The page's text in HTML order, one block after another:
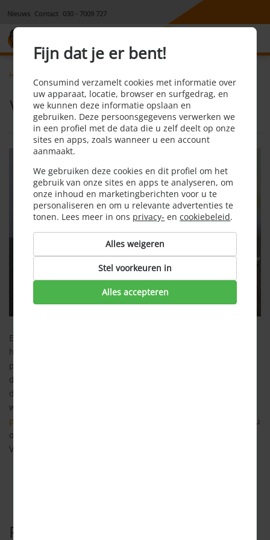
Nieuws Contact 030 - 7009 727
Home
Wat is hypotheekrente?
Een veelbesproken onderwerp van de afgelopen jaren is de
hypotheekrente. De hypotheekrentes zijn al een lange
periode historisch laag. Dit is echter niet altijd zo geweest, in
de jaren ’80 waren ze zelfs gemiddeld 13%!! Waardoor deze
daling is gekomen; hoe de hypotheekrente wordt bepaald;
wat het verschil is tussen
periode
; kortom alles over hypotheekrentes hebben wij voor u
op een rij gezet. Benieuwd naar de actuele hypotheekrentes?
Vraag hier het
Rentetarieven hypotheek
Fijn dat je er bent!
Consumind verzamelt cookies met informatie over
uw apparaat, locatie, browser en surfgedrag, en
we kunnen deze informatie opslaan en
gebruiken. Deze persoonsgegevens verwerken we
in een profiel met de data die u zelf deelt op onze
sites en apps, zoals wanneer u een account
aanmaakt.
We gebruiken deze cookies en dit profiel om het
gebruik van onze sites en apps te analyseren, om
onze inhoud en marketingberichten voor u te
personaliseren en om u relevante advertenties te
tonen. Lees meer in ons privacy- encookiebeleid.
Alles weigeren
Stel voorkeuren in
Alles accepteren